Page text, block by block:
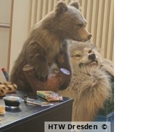
HTW Dresden